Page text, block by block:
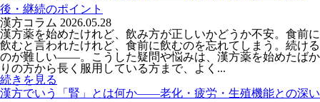
後・継続のポイント
漢方コラム 2026.05.28
漢方薬を始めたけれど、飲み方が正しいかどうか不安。食前に
飲むと言われたけれど、食前に飲むのを忘れてしまう。続ける
のが難しい——。こうした疑問や悩みは、漢方薬を始めたばか
りの方から長く服用している方まで、よく...
続きを見る
漢方でいう「腎」とは何か――老化・疲労・生殖機能との深い